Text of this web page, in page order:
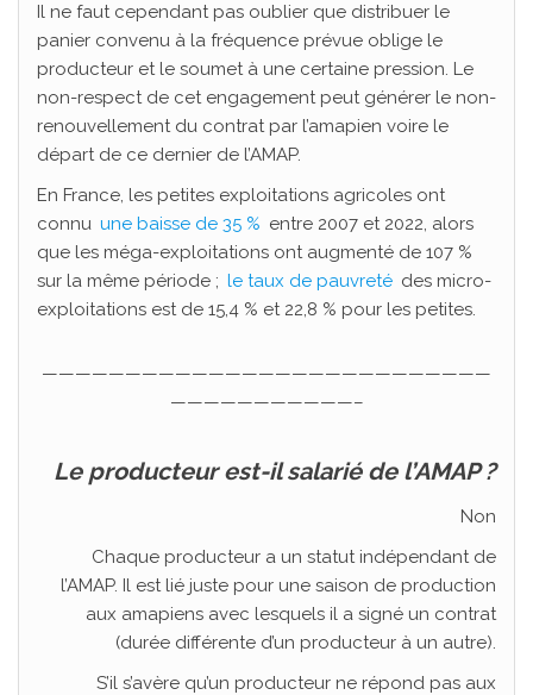
Il ne faut cependant pas oublier que distribuer le
panier convenu à la fréquence prévue oblige le
producteur et le soumet à une certaine pression. Le
non-respect de cet engagement peut générer le non-
renouvellement du contrat par l’amapien voire le
départ de ce dernier de l’AMAP.
En France, les petites exploitations agricoles ont
connu une baisse de 35 % entre 2007 et 2022, alors
que les méga-exploitations ont augmenté de 107 %
sur la même période ; le taux de pauvreté des micro-
exploitations est de 15,4 % et 22,8 % pour les petites.
———————————————————————————
———————————–
Le producteur est-il salarié de l’AMAP ?
Non
Chaque producteur a un statut indépendant de
l’AMAP. Il est lié juste pour une saison de production
aux amapiens avec lesquels il a signé un contrat
(durée différente d’un producteur à un autre).
S’il s’avère qu’un producteur ne répond pas aux